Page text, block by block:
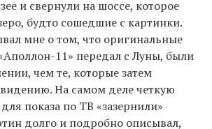
и свернули на шоссе, которое
будто сошедшие с картинки.
мне о том, что оригинальные
11» передал с Луны, были
чем те, которые затем
На самом деле четкую
показа по ТВ «зазернили»
долго и подробно описывал,